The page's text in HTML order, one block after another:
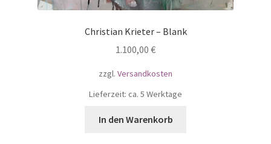
Christian Krieter – Blank
1.100,00 €
zzgl. Versandkosten
Lieferzeit: ca. 5 Werktage
In den Warenkorb